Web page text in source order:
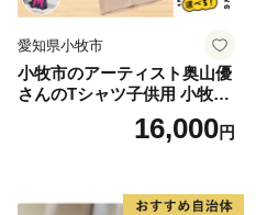
愛知県小牧市
小牧市のアーティスト奥山優
さんのTシャツ子供用 小牧市
16,000円